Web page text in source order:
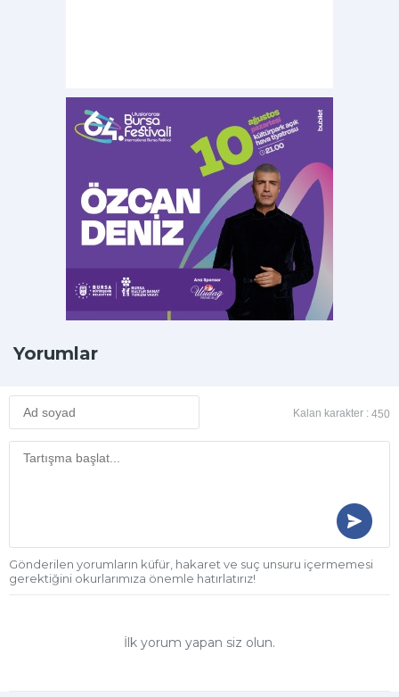
Yorumlar
Kalan karakter : 450
Gönderilen yorumların küfür, hakaret ve suç unsuru içermemesi
gerektiğini okurlarımıza önemle hatırlatırız!
İlk yorum yapan siz olun.